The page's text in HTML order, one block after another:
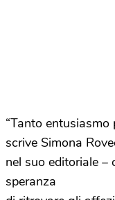
“Tanto
scrive Simona
nel suo editoriale –
speranza